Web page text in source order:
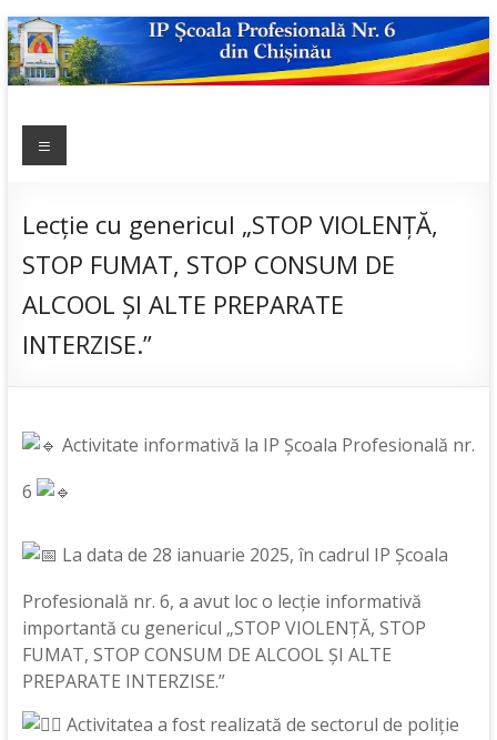
Skip
to
content
NR.6
scoala
nr.6; școală
profesională;
admitere;
admitere
Meniu
Lecție cu genericul „STOP VIOLENȚĂ,
STOP FUMAT, STOP CONSUM DE
ALCOOL ȘI ALTE PREPARATE
INTERZISE.”
Activitate informativă la IP Școala Profesională nr.
6
La data de 28 ianuarie 2025, în cadrul IP Școala
Profesională nr. 6, a avut loc o lecție informativă
importantă cu genericul „STOP VIOLENȚĂ, STOP
FUMAT, STOP CONSUM DE ALCOOL ȘI ALTE
PREPARATE INTERZISE.”
Activitatea a fost realizată de sectorul de poliție